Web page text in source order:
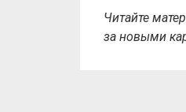
Читайте
за новыми